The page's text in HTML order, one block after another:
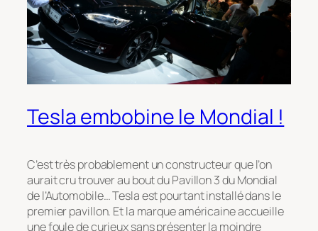
Tesla embobine le Mondial !
C’est très probablement un constructeur que l’on
aurait cru trouver au bout du Pavillon 3 du Mondial
de l’Automobile… Tesla est pourtant installé dans le
premier pavillon. Et la marque américaine accueille
une foule de curieux sans présenter la moindre